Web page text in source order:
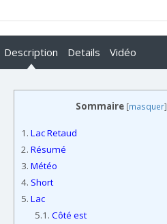
Description Details Vidéo
Sommaire [masquer]
1. Lac Retaud
2. Résumé
3. Météo
4. Short
5. Lac
5.1. Côté est